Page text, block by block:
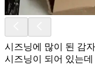
시즈닝에 많이 된 감
시즈닝이 되어 있는